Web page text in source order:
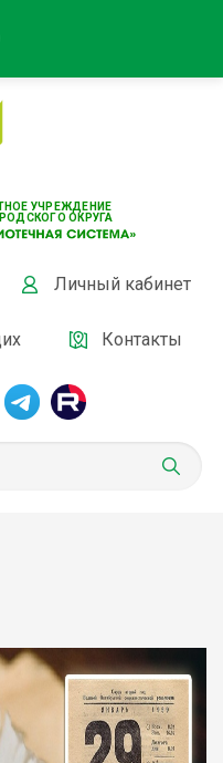
УЧРЕЖДЕНИЕ
ОКРУГА
Личный кабинет
Контакты